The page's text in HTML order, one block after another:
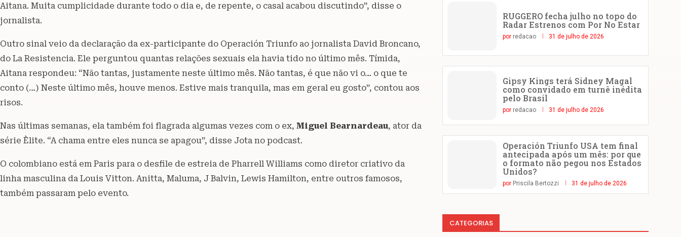
Aitana. Muita cumplicidade durante todo o dia e, de repente, o casal acabou discutindo”, disse o
jornalista.
Outro sinal veio da declaração da ex-participante do Operación Triunfo ao jornalista David Broncano,
do La Resistencia. Ele perguntou quantas relações sexuais ela havia tido no último mês. Tímida,
Aitana respondeu: “Não tantas, justamente neste último mês. Não tantas, é que não vi o… o que te
conto (…) Neste último mês, houve menos. Estive mais tranquila, mas em geral eu gosto”, contou aos
risos.
Nas últimas semanas, ela também foi flagrada algumas vezes com o ex, Miguel Bearnardeau, ator da
série Èlite. “A chama entre eles nunca se apagou”, disse Jota no podcast.
O colombiano está em Paris para o desfile de estreia de Pharrell Williams como diretor criativo da
linha masculina da Louis Vitton. Anitta, Maluma, J Balvin, Lewis Hamilton, entre outros famosos,
também passaram pelo evento.
RUGGERO fecha julho no topo do
Radar Estrenos com Por No Estar
por redacao 31 de julho de 2026
Gipsy Kings terá Sidney Magal
como convidado em turnê inédita
pelo Brasil
por redacao 31 de julho de 2026
Operación Triunfo USA tem final
antecipada após um mês: por que
o formato não pegou nos Estados
Unidos?
por Priscila Bertozzi 31 de julho de 2026
CATEGORIAS